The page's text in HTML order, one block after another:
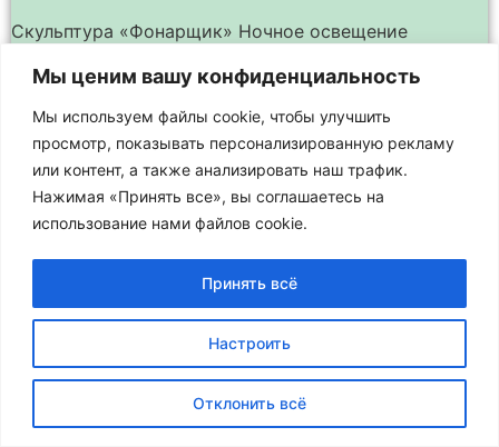
Мы ценим вашу конфиденциальность
Мы используем файлы cookie, чтобы улучшить
просмотр, показывать персонализированную рекламу
или контент, а также анализировать наш трафик.
Нажимая «Принять все», вы соглашаетесь на
использование нами файлов cookie.
Настроить
Отклонить всё
Принять всё
Скульптура «Фонарщик» Ночное освещение
их наиболее интересные детали, выделяет в
пространстве и позволяет лучше различить весь
силуэт здания на фоне ночного неба. Это – целое